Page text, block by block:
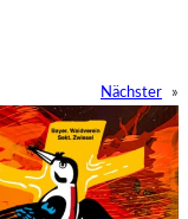
Nächster »